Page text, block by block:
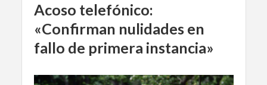
Acoso telefónico:
«Confirman nulidades en
fallo de primera instancia»